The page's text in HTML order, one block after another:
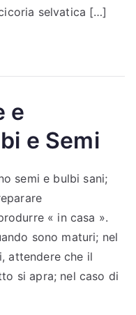
selvatica […]
e
e Semi
semi e bulbi sani;
« in casa ».
sono maturi; nel
attendere che il
si apra; nel caso di